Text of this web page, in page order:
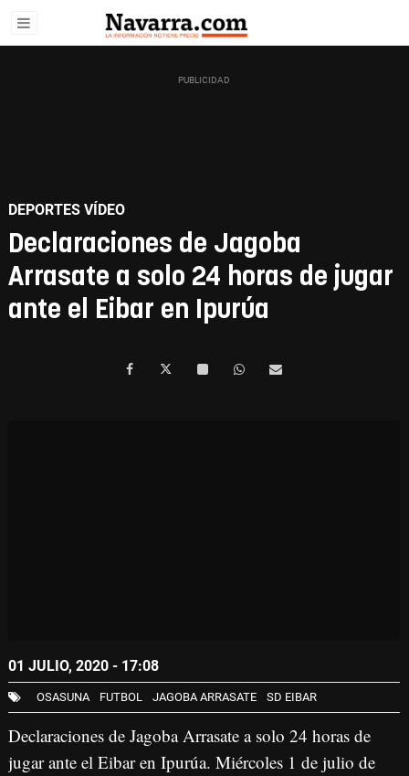
DEPORTES VÍDEO
Declaraciones de Jagoba
Arrasate a solo 24 horas de jugar
ante el Eibar en Ipurúa
01 JULIO, 2020 - 17:08
OSASUNA FUTBOL JAGOBA ARRASATE SD EIBAR
Declaraciones de Jagoba Arrasate a solo 24 horas de
jugar ante el Eibar en Ipurúa. Miércoles 1 de julio de